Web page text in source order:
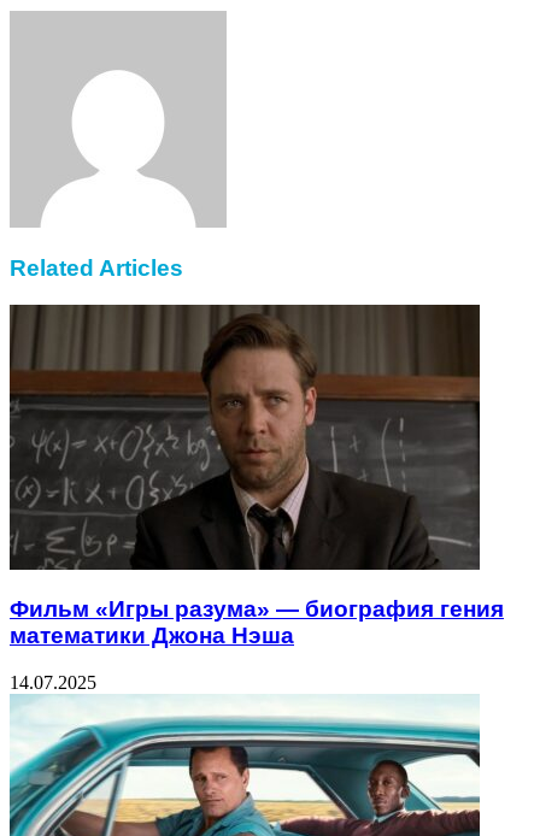
Related Articles
Фильм «Игры разума» — биография гения
математики Джона Нэша
14.07.2025